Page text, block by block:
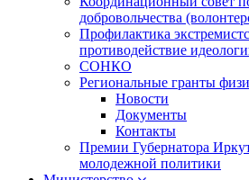
добровольчества
Профилактика
противодействие
СОНКО
Региональные гранты
Новости
Документы
Контакты
Премии Губернатора
молодежной политики